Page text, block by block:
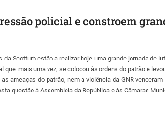
policial e constroem
da Scotturb estão a realizar hoje uma grande jornada de
que, mais uma vez, se colocou às ordens do patrão e
ameaças do patrão, nem a violência da GNR
questão à Assembleia da República e às Câmaras